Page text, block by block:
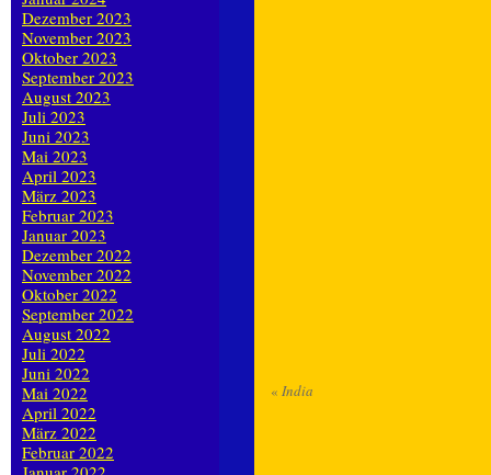
« India
Dezember 2023
November 2023
Oktober 2023
September 2023
August 2023
Juli 2023
Juni 2023
Mai 2023
April 2023
März 2023
Februar 2023
Januar 2023
Dezember 2022
November 2022
Oktober 2022
September 2022
August 2022
Juli 2022
Juni 2022
Mai 2022
April 2022
März 2022
Februar 2022